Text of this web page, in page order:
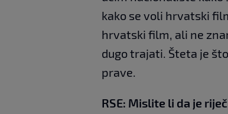
kako se voli hrvatski
hrvatski film, ali ne
dugo trajati. Šteta je
prave.
RSE: Mislite li da je